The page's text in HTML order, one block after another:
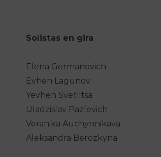
Solistas en gira
Elena Germanovich
Evhen Lagunov
Yevhen Svetlitsa
Uladzislav Pazlevich
Veranika Auchynnikava
Aleksandra Berozkyna